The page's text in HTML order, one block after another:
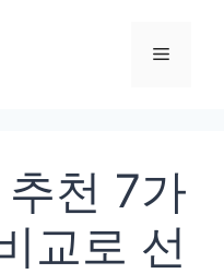
메
천 7가
교로 선